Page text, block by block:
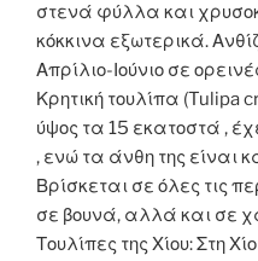
στενά φύλλα και
κόκκινα εξωτερικά.
Απρίλιο-Ιούνιο σε
Κρητική τουλίπα (Tulipa
ύψος τα 15 εκατοστά ,
, ενώ τα άνθη της είναι
Βρίσκεται σε όλες τις
σε βουνά, αλλά και σε
Τουλίπες της Χίου: Στη